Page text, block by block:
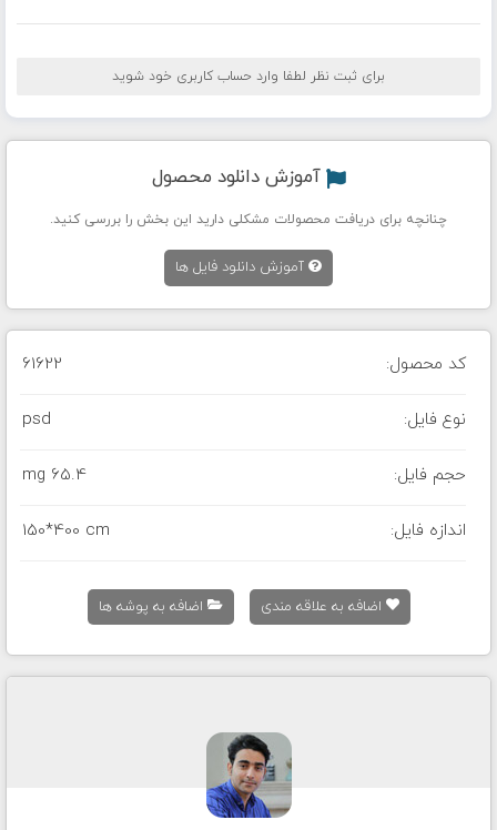
برای ثبت نظر لطفا وارد حساب کاربری خود شوید
آموزش دانلود محصول
چنانچه برای دریافت محصولات مشکلی دارید این بخش را بررسی کنید.
آموزش دانلود فایل ها
کد محصول: 61622
نوع فایل: psd
حجم فایل: 65.4 mg
اندازه فایل: 150*400 cm
اضافه به علاقه مندی اضافه به پوشه ها